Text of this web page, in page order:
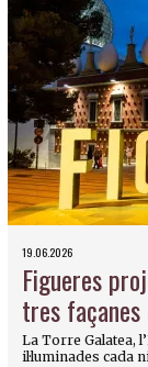
19.06.2026
Figueres
tres
La Torre Galatea,
il·luminades cada